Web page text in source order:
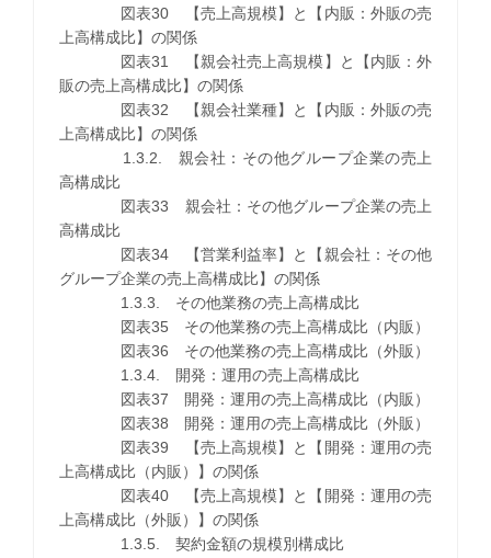
図表30 【売上高規模】と【内販：外販の売
上高構成比】の関係
図表31 【親会社売上高規模】と【内販：外
販の売上高構成比】の関係
図表32 【親会社業種】と【内販：外販の売
上高構成比】の関係
1.3.2. 親会社：その他グループ企業の売上
高構成比
図表33 親会社：その他グループ企業の売上
高構成比
図表34 【営業利益率】と【親会社：その他
グループ企業の売上高構成比】の関係
1.3.3. その他業務の売上高構成比
図表35 その他業務の売上高構成比（内販）
図表36 その他業務の売上高構成比（外販）
1.3.4. 開発：運用の売上高構成比
図表37 開発：運用の売上高構成比（内販）
図表38 開発：運用の売上高構成比（外販）
図表39 【売上高規模】と【開発：運用の売
上高構成比（内販）】の関係
図表40 【売上高規模】と【開発：運用の売
上高構成比（外販）】の関係
1.3.5. 契約金額の規模別構成比